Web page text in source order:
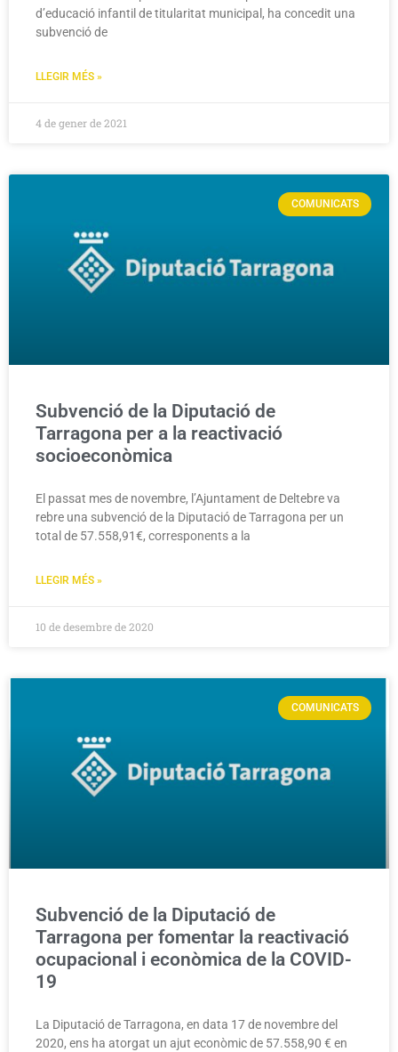
d’educació infantil de titularitat municipal, ha concedit una
subvenció de
LLEGIR MÉS »
4 de gener de 2021
COMUNICATS
Subvenció de la Diputació de
Tarragona per a la reactivació
socioeconòmica
El passat mes de novembre, l’Ajuntament de Deltebre va
rebre una subvenció de la Diputació de Tarragona per un
total de 57.558,91€, corresponents a la
LLEGIR MÉS »
10 de desembre de 2020
COMUNICATS
Subvenció de la Diputació de
Tarragona per fomentar la reactivació
ocupacional i econòmica de la COVID-
19
La Diputació de Tarragona, en data 17 de novembre del
2020, ens ha atorgat un ajut econòmic de 57.558,90 € en